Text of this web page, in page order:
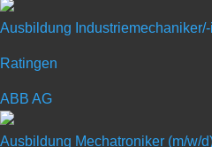
Ausbildung
Ratingen
ABB AG
Ausbildung Mechatroniker (m/w/
Ausbildungsberuf: